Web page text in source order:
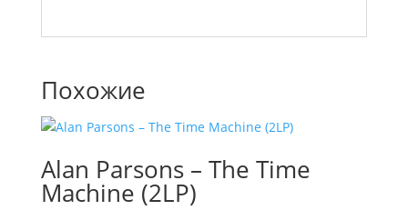
Похожие
Alan Parsons – The Time
Machine (2LP)